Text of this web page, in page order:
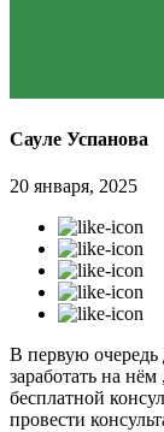
Сауле Успанова
20 января, 2025
В первую очередь
заработать на
бесплатной
провести